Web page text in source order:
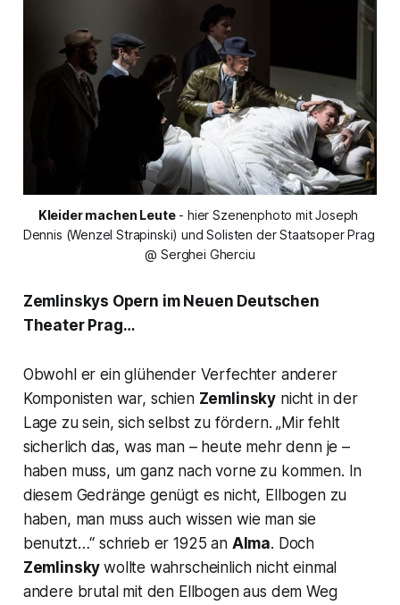
Kleider machen Leute - hier Szenenphoto mit Joseph
Dennis (Wenzel Strapinski) und Solisten der Staatsoper Prag
@ Serghei Gherciu
Zemlinskys Opern im Neuen Deutschen
Theater Prag…
Obwohl er ein glühender Verfechter anderer
Komponisten war, schien Zemlinsky nicht in der
Lage zu sein, sich selbst zu fördern. „Mir fehlt
sicherlich das, was man – heute mehr denn je –
haben muss, um ganz nach vorne zu kommen. In
diesem Gedränge genügt es nicht, Ellbogen zu
haben, man muss auch wissen wie man sie
benutzt…“ schrieb er 1925 an Alma. Doch
Zemlinskywollte wahrscheinlich nicht einmal
andere brutal mit den Ellbogen aus dem Weg